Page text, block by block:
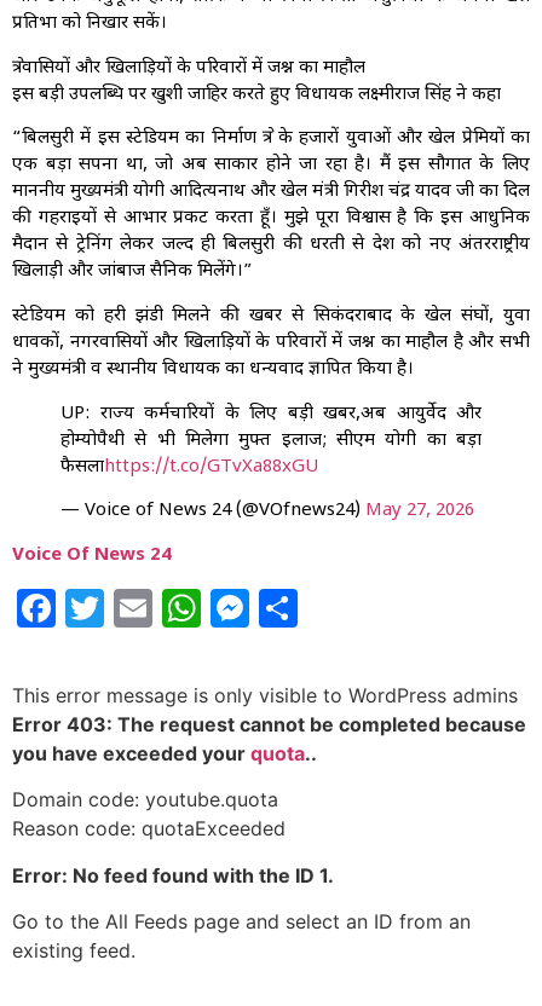
प्रतिभा को निखार सकें।
क्षेत्रवासियों और खिलाड़ियों के परिवारों में जश्न का माहौल
इस बड़ी उपलब्धि पर खुशी जाहिर करते हुए विधायक लक्ष्मीराज सिंह ने कहा
“बिलसुरी में इस स्टेडियम का निर्माण क्षेत्र के हजारों युवाओं और खेल प्रेमियों का
एक बड़ा सपना था, जो अब साकार होने जा रहा है। मैं इस सौगात के लिए
माननीय मुख्यमंत्री योगी आदित्यनाथ और खेल मंत्री गिरीश चंद्र यादव जी का दिल
की गहराइयों से आभार प्रकट करता हूँ। मुझे पूरा विश्वास है कि इस आधुनिक
मैदान से ट्रेनिंग लेकर जल्द ही बिलसुरी की धरती से देश को नए अंतरराष्ट्रीय
खिलाड़ी और जांबाज सैनिक मिलेंगे।”
स्टेडियम को हरी झंडी मिलने की खबर से सिकंदराबाद के खेल संघों, युवा
धावकों, नगरवासियों और खिलाड़ियों के परिवारों में जश्न का माहौल है और सभी
ने मुख्यमंत्री व स्थानीय विधायक का धन्यवाद ज्ञापित किया है।
UP: राज्य कर्मचारियों के लिए बड़ी खबर,अब आयुर्वेद और
होम्योपैथी से भी मिलेगा मुफ्त इलाज; सीएम योगी का बड़ा
फैसलाhttps://t.co/GTvXa88xGU
— Voice of News 24 (@VOfnews24) May 27, 2026
Voice Of News 24
Facebook
Twitter
EmailWhatsApp
Messenger
This error message is only visible to WordPress admins
Error 403: The request cannot be completed because
you have exceeded your quota..
Domain code: youtube.quota
Reason code: quotaExceeded
Error: No feed found with the ID 1.
Go to the All Feeds page and select an ID from an
existing feed.